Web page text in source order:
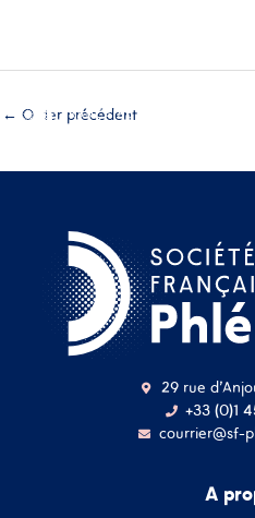
← Order précédent
29 rue
+33 (0)1
courrier@sf-
Aadresse